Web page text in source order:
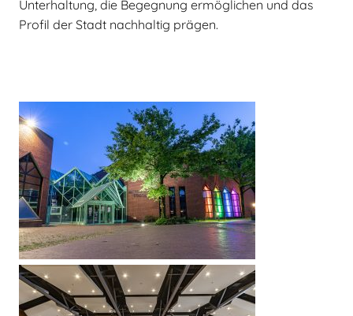
Unterhaltung, die Begegnung ermöglichen und das
Profil der Stadt nachhaltig prägen.